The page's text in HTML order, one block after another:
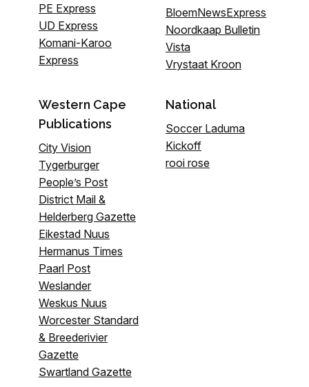
PE Express
UD Express
Komani-Karoo
Express
BloemNewsExpress
Noordkaap Bulletin
Vista
Vrystaat Kroon
Western Cape
Publications
City Vision
Tygerburger
People’s Post
District Mail &
Helderberg Gazette
Eikestad Nuus
Hermanus Times
Paarl Post
Weslander
Weskus Nuus
Worcester Standard
& Breederivier
Gazette
Swartland Gazette
National
Soccer Laduma
Kickoff
rooi rose